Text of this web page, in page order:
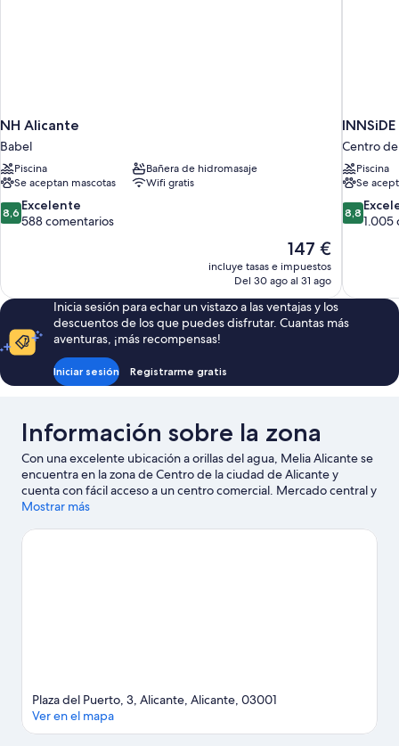
NH Alicante
Babel
Piscina
Bañera de hidromasaje
Se aceptan mascotas
Wifi gratis
8.6
sobre
8,6 Excelente
588 comentarios
El
precio
actual
de
147 €
147 €
incluye tasas e impuestos
Del 30 ago al 31 ago
Centro
Piscina
Se
8.8
sobre
8,8
1.005
Inicia sesión para echar un vistazo a las ventajas y los
descuentos de los que puedes disfrutar. Cuantas más
aventuras, ¡más recompensas!
Iniciar sesión Registrarme gratis
Información sobre la zona
Con una excelente ubicación a orillas del agua, Melia Alicante se
encuentra en la zona de Centro de la ciudad de Alicante y
cuenta con fácil acceso a un centro comercial. Mercado central y
El Corte Inglés son lugares imprescindibles para los amantes de
naturales, como Playa de Postiguet y Playa de El Campello.
Mostrar más
Plaza del Puerto, 3, Alicante, Alicante, 03001
Ver en el mapa